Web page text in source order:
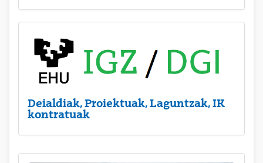
Deialdiak, Proiektuak, Laguntzak, IK
kontratuak